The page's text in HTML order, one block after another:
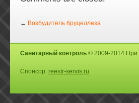
← Возбудитель бруцеллеза
Санитарный контроль © 2009-2014 При
Спонсор: reestr-servis.ru